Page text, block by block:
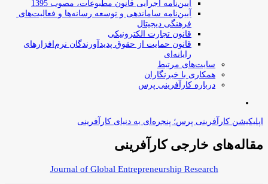
آیین‌نامه اجرایی قانون مطبوعات، مصوب 1395
آیین‌نامه سامان­دهی و توسعه رسانه­‌ها و فعالیت‌­های
فرهنگی دیجیتال
قانون تجارت الکترونیکی
قانون حمایت از حقوق پدیدآورندگان نرم‌افزارهای
رایانه‌ای
سایت‌های مرتبط
همکاری با خبرنگاران
درباره کارآفرینی پرس
اپلیکیشن کارآفرینی پرس؛ پنجره‌ای به دنیای کارآفرینی
مقاله‌های خارجی کارآفرینی
Journal of Global Entrepreneurship Research